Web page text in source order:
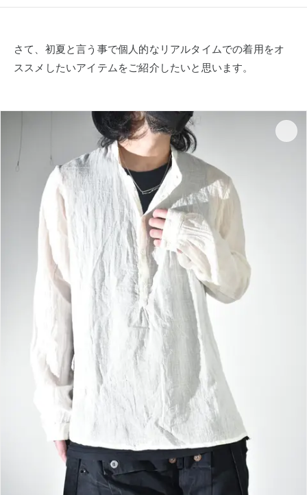
さて、初夏と言う事で個人的なリアルタイムでの着用をオ
ススメしたいアイテムをご紹介したいと思います。